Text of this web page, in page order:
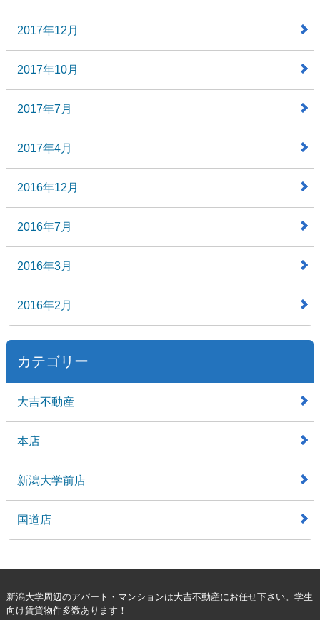
2017年12月
2017年10月
2017年7月
2017年4月
2016年12月
2016年7月
2016年3月
2016年2月
カテゴリー
大吉不動産
本店
新潟大学前店
国道店
新潟大学周辺のアパート・マンションは大吉不動産にお任せ下さい。学生
向け賃貸物件多数あります！